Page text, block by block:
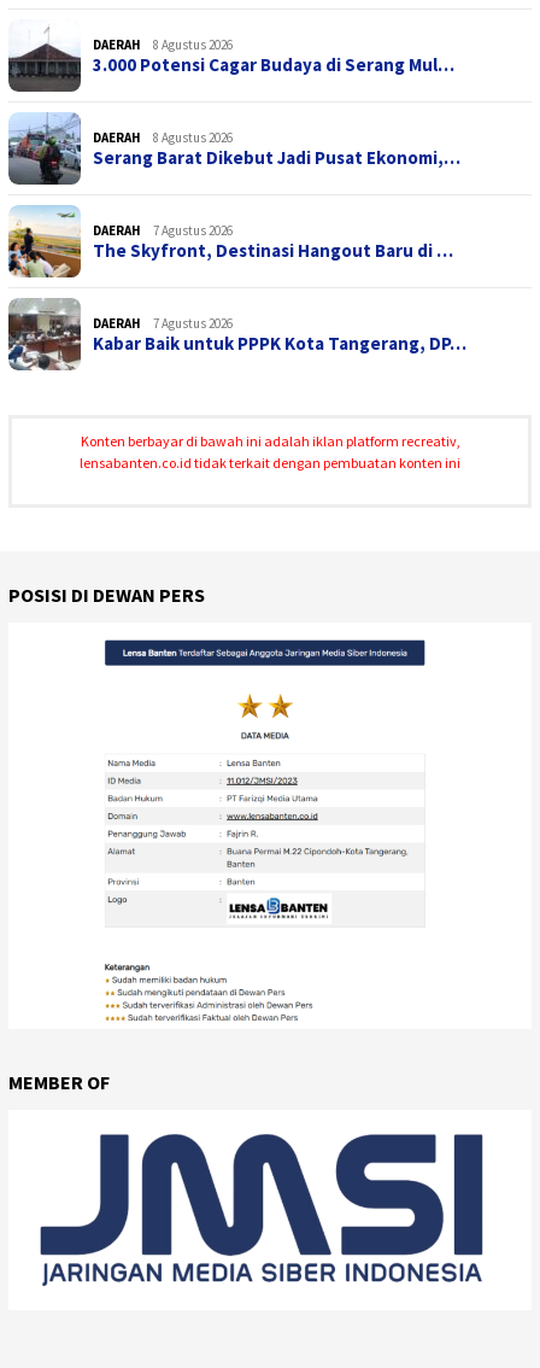
DAERAH 8 Agustus 2026
3.000 Potensi Cagar Budaya di Serang Mul…
DAERAH 8 Agustus 2026
Serang Barat Dikebut Jadi Pusat Ekonomi,…
DAERAH 7 Agustus 2026
The Skyfront, Destinasi Hangout Baru di …
DAERAH 7 Agustus 2026
Kabar Baik untuk PPPK Kota Tangerang, DP…
Konten berbayar di bawah ini adalah iklan platform recreativ,
lensabanten.co.id tidak terkait dengan pembuatan konten ini
POSISI DI DEWAN PERS
MEMBER OF